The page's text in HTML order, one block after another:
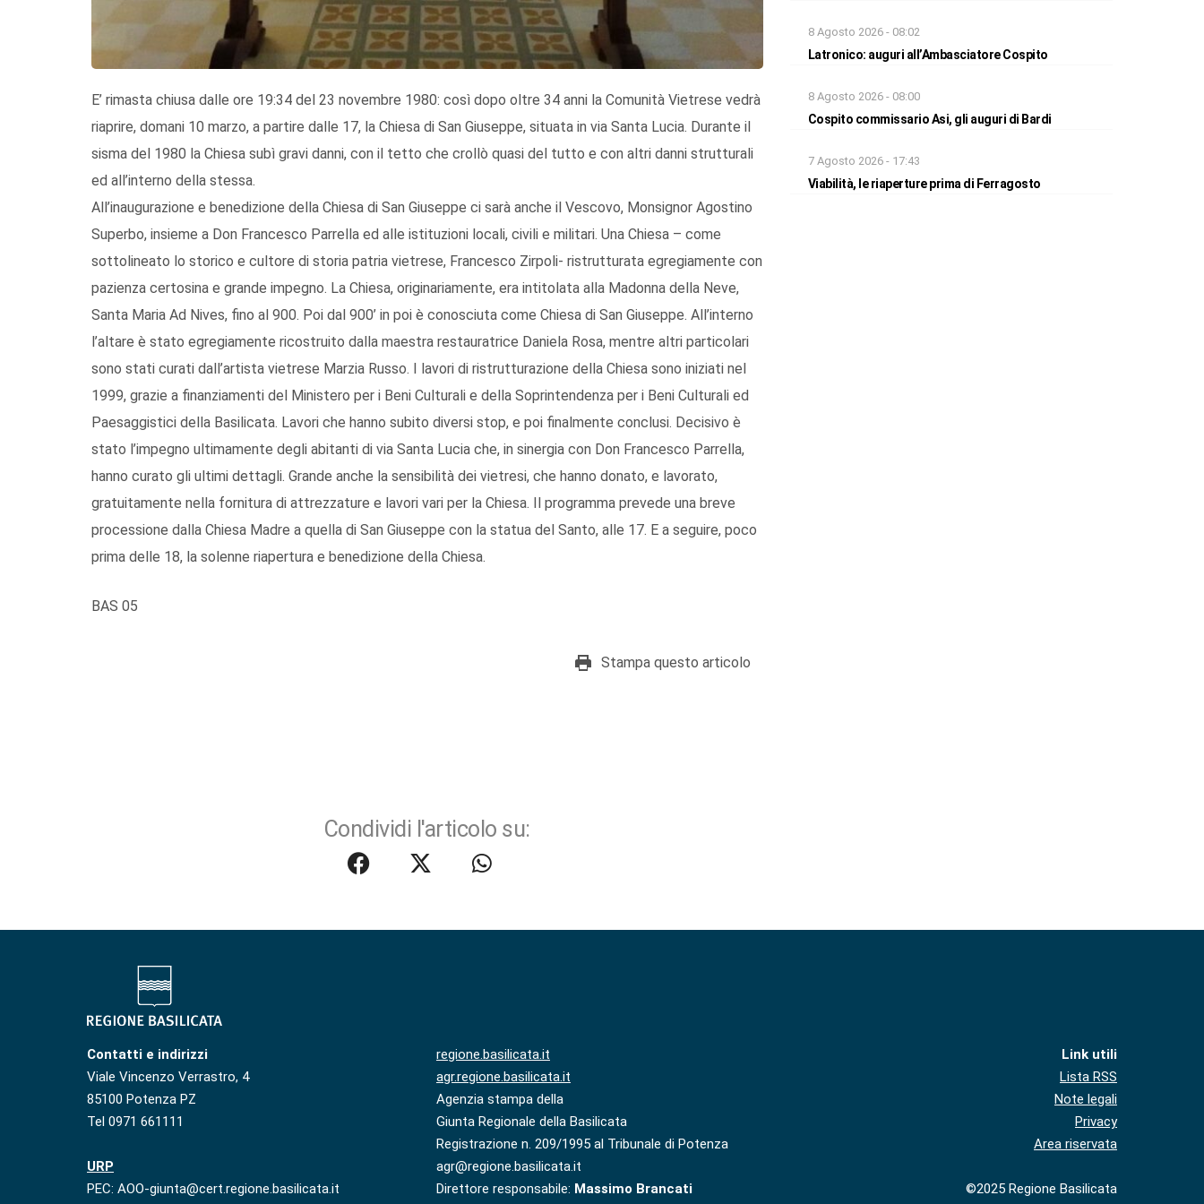
E’ rimasta chiusa dalle ore 19:34 del 23 novembre 1980: così dopo oltre 34 anni la Comunità Vietrese vedrà
riaprire, domani 10 marzo, a partire dalle 17, la Chiesa di San Giuseppe, situata in via Santa Lucia. Durante il
sisma del 1980 la Chiesa subì gravi danni, con il tetto che crollò quasi del tutto e con altri danni strutturali
ed all’interno della stessa.
All’inaugurazione e benedizione della Chiesa di San Giuseppe ci sarà anche il Vescovo, Monsignor Agostino
Superbo, insieme a Don Francesco Parrella ed alle istituzioni locali, civili e militari. Una Chiesa – come
sottolineato lo storico e cultore di storia patria vietrese, Francesco Zirpoli- ristrutturata egregiamente con
pazienza certosina e grande impegno. La Chiesa, originariamente, era intitolata alla Madonna della Neve,
Santa Maria Ad Nives, fino al 900. Poi dal 900’ in poi è conosciuta come Chiesa di San Giuseppe. All’interno
l’altare è stato egregiamente ricostruito dalla maestra restauratrice Daniela Rosa, mentre altri particolari
sono stati curati dall’artista vietrese Marzia Russo. I lavori di ristrutturazione della Chiesa sono iniziati nel
1999, grazie a finanziamenti del Ministero per i Beni Culturali e della Soprintendenza per i Beni Culturali ed
Paesaggistici della Basilicata. Lavori che hanno subito diversi stop, e poi finalmente conclusi. Decisivo è
stato l’impegno ultimamente degli abitanti di via Santa Lucia che, in sinergia con Don Francesco Parrella,
hanno curato gli ultimi dettagli. Grande anche la sensibilità dei vietresi, che hanno donato, e lavorato,
gratuitamente nella fornitura di attrezzature e lavori vari per la Chiesa. Il programma prevede una breve
processione dalla Chiesa Madre a quella di San Giuseppe con la statua del Santo, alle 17. E a seguire, poco
prima delle 18, la solenne riapertura e benedizione della Chiesa.
BAS 05
Stampa questo articolo
Condividi l'articolo su:
8 Agosto 2026 - 08:02
Latronico: auguri all’Ambasciatore Cospito
8 Agosto 2026 - 08:00
Cospito commissario Asi, gli auguri di Bardi
7 Agosto 2026 - 17:43
Viabilità, le riaperture prima di Ferragosto
Contatti e indirizzi
Viale Vincenzo Verrastro, 4
85100 Potenza PZ
Tel 0971 661111
URP
PEC: AOO-giunta@cert.regione.basilicata.it
regione.basilicata.it
agr.regione.basilicata.it
Agenzia stampa della
Giunta Regionale della Basilicata
Registrazione n. 209/1995 al Tribunale di Potenza
agr@regione.basilicata.it
Direttore responsabile: Massimo Brancati
Link utili
Lista RSS
Note legali
Privacy
Area riservata
©2025 Regione Basilicata